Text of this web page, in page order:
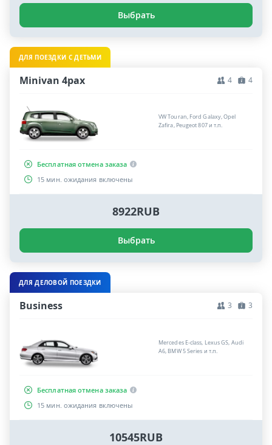
Выбрать
ДЛЯ ПОЕЗДКИ С ДЕТЬМИ
Minivan 4pax 4 4
VW Touran, Ford Galaxy, Opel
Zafira, Peugeot 807 и т.п.
Бесплатная отмена заказа
15 мин. ожидания включены
8922RUB
Выбрать
ДЛЯ ДЕЛОВОЙ ПОЕЗДКИ
Business 3 3
Mercedes E-class, Lexus GS, Audi
A6, BMW 5 Series и т.п.
Бесплатная отмена заказа
15 мин. ожидания включены
10545RUB